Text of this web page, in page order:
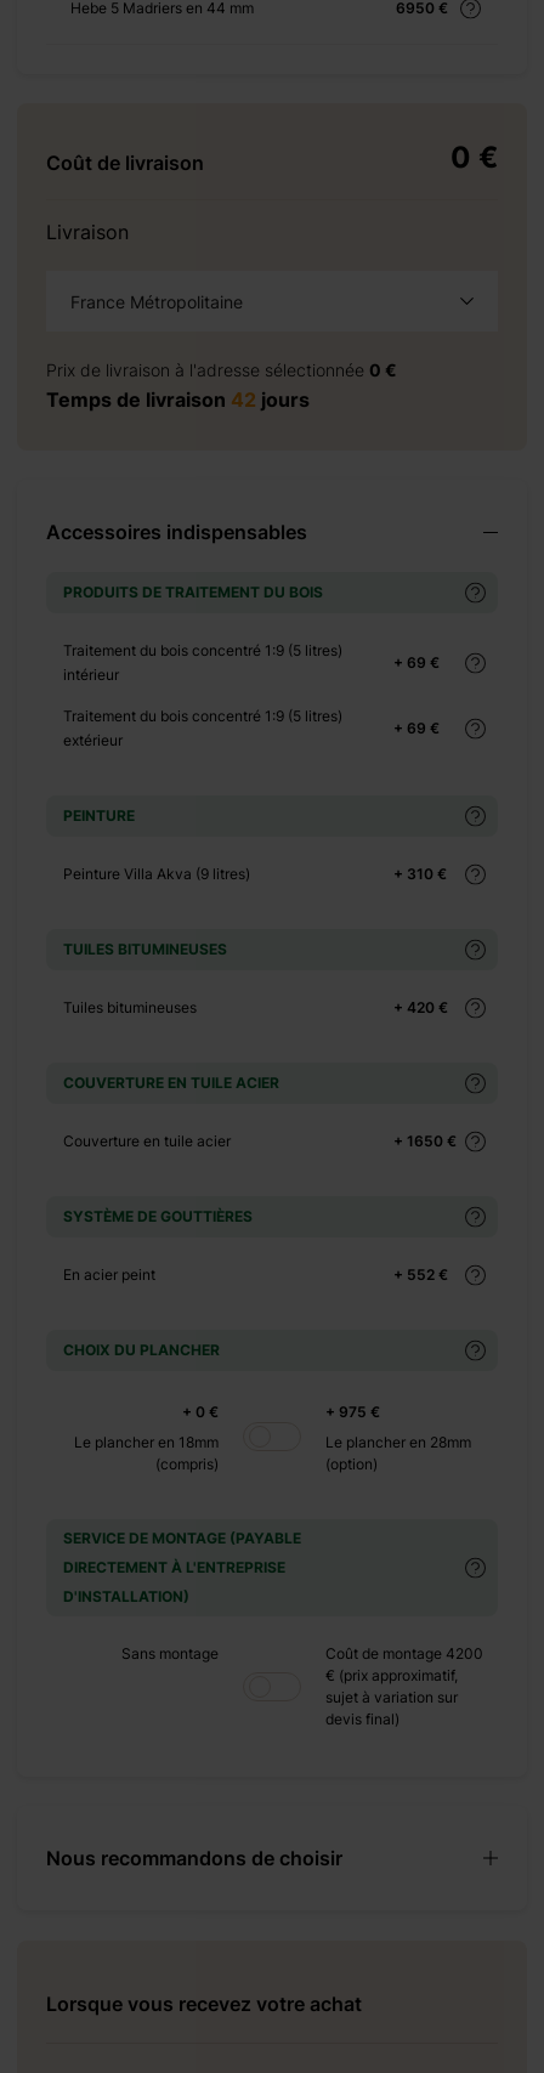
Hebe 5 Madriers en 44 mm 6950 €
Coût de livraison 0 €
Livraison
France Métropolitaine
Prix de livraison à l'adresse sélectionnée 0 €
Temps de livraison 42 jours
Accessoires indispensables
PRODUITS DE TRAITEMENT DU BOIS
+ 69 €
Traitement du bois concentré 1:9 (5 litres)
intérieur
+ 69 €
Traitement du bois concentré 1:9 (5 litres)
extérieur
PEINTURE
+ 310 €
Peinture Villa Akva (9 litres)
TUILES BITUMINEUSES
+ 420 €
Tuiles bitumineuses
COUVERTURE EN TUILE ACIER
+ 1650 €
Couverture en tuile acier
SYSTÈME DE GOUTTIÈRES
+ 552 €
En acier peint
CHOIX DU PLANCHER
+ 0 €
Le plancher en 18mm
(compris)
+ 975 €
Le plancher en 28mm
(option)
SERVICE DE MONTAGE (PAYABLE
DIRECTEMENT À L'ENTREPRISE
D'INSTALLATION)
Sans montage
Coût de montage 4200
€ (prix approximatif,
sujet à variation sur
devis final)
Nous recommandons de choisir
Lorsque vous recevez votre achat
+ 200 €
+ 180 €
+ 149 €
+ 0 €
+ 490 €
+ 240 €
+ 0 €
+ 0 €
+ 0 €
+ 0 €